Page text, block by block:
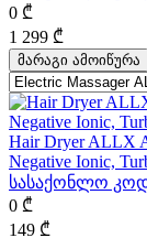
0 ₾
1 299 ₾
მარაგი ამოიწურა
Hair Dryer ALLX
Negative Ionic,
სასაქონლო
0 ₾
149 ₾